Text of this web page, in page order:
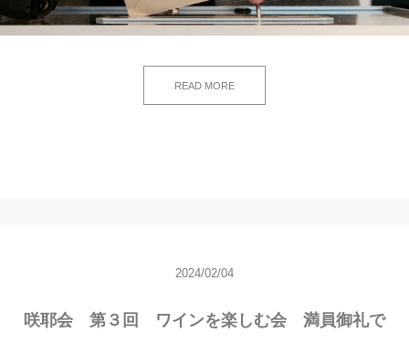
READ MORE
2024/02/04
咲耶会 第３回 ワインを楽しむ会 満員御礼で